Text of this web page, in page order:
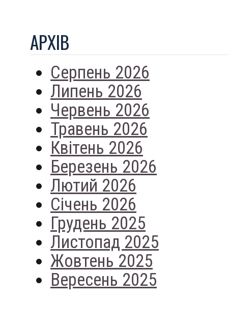
АРХIВ
Серпень 2026
Липень 2026
Червень 2026
Травень 2026
Квітень 2026
Березень 2026
Лютий 2026
Січень 2026
Грудень 2025
Листопад 2025
Жовтень 2025
Вересень 2025